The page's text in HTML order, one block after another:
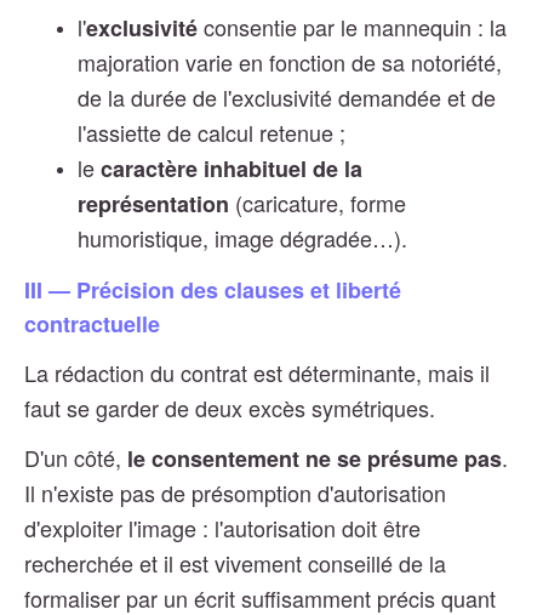
l'exclusivitéconsentie par le mannequin : la
majoration varie en fonction de sa notoriété,
de la durée de l'exclusivité demandée et de
l'assiette de calcul retenue ;
lecaractère inhabituel de la
représentation (caricature, forme
humoristique, image dégradée…).
III — Précision des clauses et liberté
contractuelle
La rédaction du contrat est déterminante, mais il
faut se garder de deux excès symétriques.
D'un côté, le consentement ne se présume pas.
Il n'existe pas de présomption d'autorisation
d'exploiter l'image : l'autorisation doit être
recherchée et il est vivement conseillé de la
formaliser par un écrit suffisamment précis quant